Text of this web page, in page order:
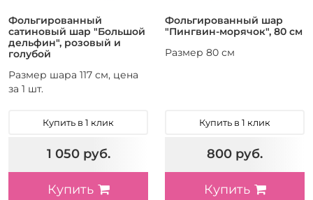
Фольгированный
сатиновый шар "Большой
дельфин", розовый и
голубой
Размер шара 117 см, цена
за 1 шт.
Купить в 1 клик
1 050 руб.
Купить
Фольгированный шар
"Пингвин-морячок", 80 см
Размер 80 см
Купить в 1 клик
800 руб.
Купить